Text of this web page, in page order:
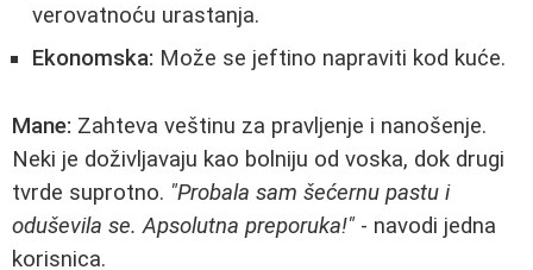
verovatnoću urastanja.
Ekonomska: Može se jeftino napraviti kod kuće.
Mane: Zahteva veštinu za pravljenje i nanošenje.
Neki je doživljavaju kao bolniju od voska, dok drugi
tvrde suprotno. "Probala sam šećernu pastu i
oduševila se. Apsolutna preporuka!" - navodi jedna
korisnica.